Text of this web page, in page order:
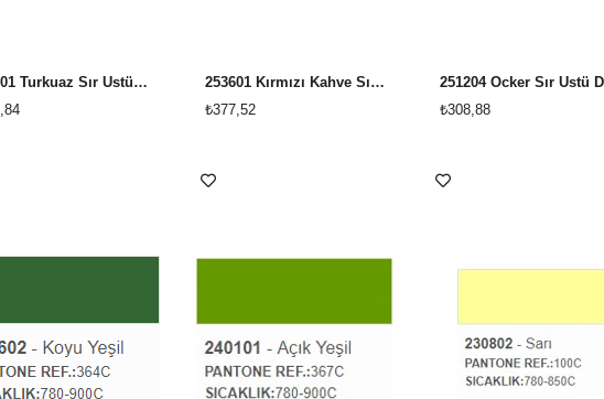
260101 Turkuaz Sır Üstü Dekor Boyası
253601 Kırmızı Kahve Sır Üstü Dekor Boyası
₺377,52
₺308,88